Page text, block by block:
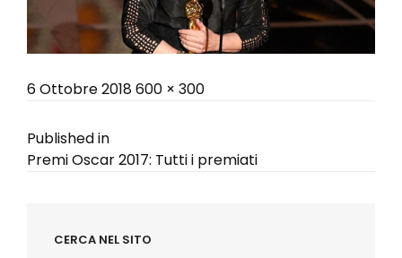
Posted
6 Ottobre 2018Full
600 × 300
Navigazione
Published in
Premi Oscar 2017: Tutti i premiati
CERCA NEL SITO